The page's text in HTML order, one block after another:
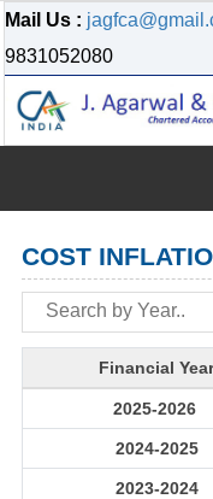
Mail Us :
9831052080
COST
Financial Year
2025-2026
2024-2025
2023-2024